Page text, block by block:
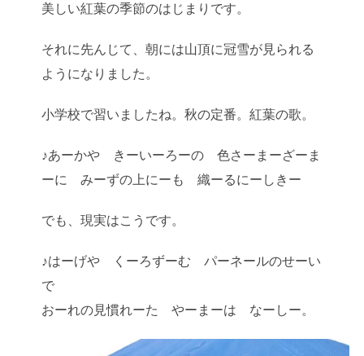
美しい紅葉の季節のはじまりです。
それに先んじて、朝には山頂に冠雪が見られる
ようになりました。
小学校で習いましたね。秋の定番。紅葉の歌。
♪あーかや きーいーろーの 色さーまーざーま
ーに みーずの上にーも 織ーるにーしきー
でも、現実はこうです。
♪はーげや くーろずーむ パーネールのせーい
で
おーれの見慣れーた やーまーは なーしー。